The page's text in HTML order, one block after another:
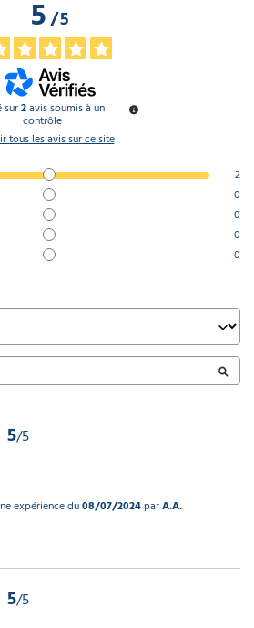
5/5
sur2avis soumis à un
contrôle
tous les avis sur ce site
2
0
0
0
0
5/5
expérience du08/07/2024parA.A.
5/5